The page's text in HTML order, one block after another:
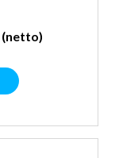
(netto)